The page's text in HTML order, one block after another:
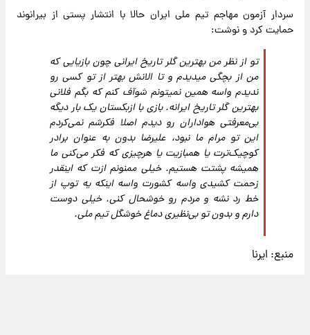
سردار آزمون مهاجم تیم ملی ایران حالا با انتشار پستی از بیرانوند
حمایت کرد و نوشت:
تو از نظر من بهترین گلر تاریخ ایرانی چون بازیایی که
من از بچگی میدیدم و تا الانش بهتر از تو کسی رو
ندیدم واسه همین نمیتونم شوآف کنم که بگم فلانی
بهترین گلر تاریخ ایرانه. بازی با ازبکستان یک بار دیگه
بی‌معرفتی هواداران رو دیدم اصلا فکرشم نمی‌کردم
این تو مرام ما نبود، علیرضا بدون به عنوان برادر
کوچیک‌ترت یا همبازیت یا هرچیزی که فکر می‌کنی ما
همیشه پشتت هستیم. خیلی ممنونم ازت که اینقدر
زحمت کشیدی واسه کشورت واسه اینکه یه توپ از
خط رد نشه و مردم رو خوشحال کنی. خیلی دوست
دارم و بدون تو بی‌نظیری دماغ خوشگل تیم ملی.
منبع:ایرنا